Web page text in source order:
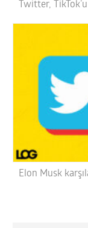
Twitter,
Elon Musk